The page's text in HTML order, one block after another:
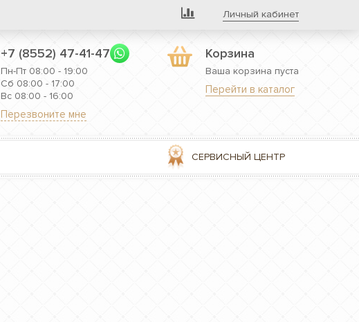
Личный кабинет
Корзина
Ваша корзина пуста
Перейти в каталог
+7 (8552) 47-41-47
Пн-Пт 08:00 - 19:00
Сб 08:00 - 17:00
Вс 08:00 - 16:00
Перезвоните мне
СЕРВИСНЫЙ ЦЕНТР